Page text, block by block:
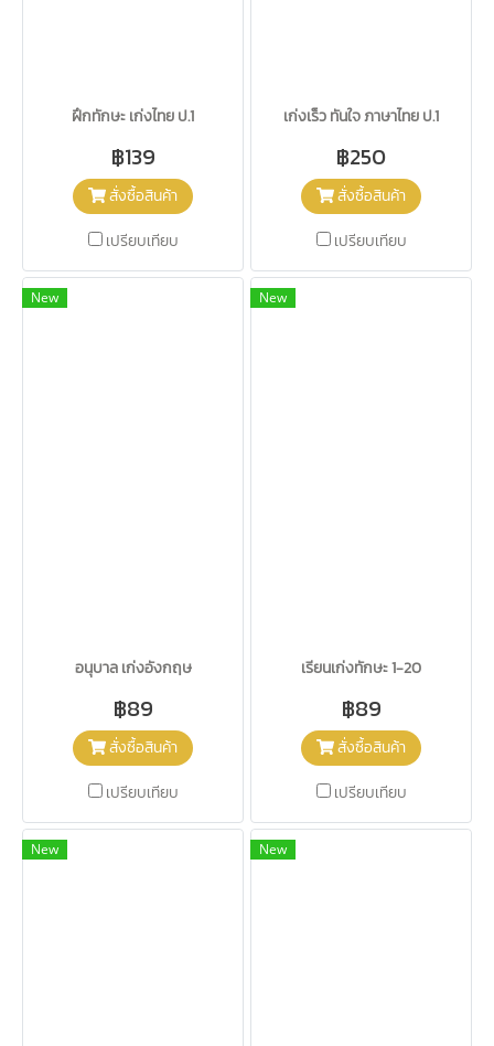
ฝึกทักษะ เก่งไทย ป.1
฿139
สั่งซื้อสินค้า
เปรียบเทียบ
เก่งเร็ว ทันใจ ภาษาไทย ป.1
฿250
สั่งซื้อสินค้า
เปรียบเทียบ
New
อนุบาล เก่งอังกฤษ
฿89
สั่งซื้อสินค้า
เปรียบเทียบ
New
เรียนเก่งทักษะ 1-20
฿89
สั่งซื้อสินค้า
เปรียบเทียบ
New New